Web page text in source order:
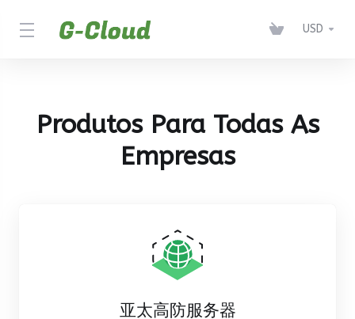
USD
Produtos Para Todas As
Empresas
亚太高防服务器